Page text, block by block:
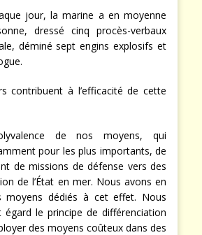
jour, la marine a en moyenne
dressé cinq procès-verbaux
déminé sept engins explosifs et
contribuent à l’efficacité de cette
de nos moyens, qui
pour les plus importants, de
de missions de défense vers des
de l’État en mer. Nous avons en
moyens dédiés à cet effet. Nous
égard le principe de différenciation
des moyens coûteux dans des